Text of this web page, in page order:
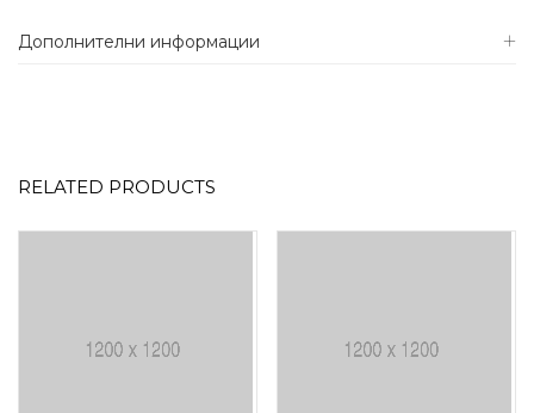
Дополнителни информации
RELATED PRODUCTS